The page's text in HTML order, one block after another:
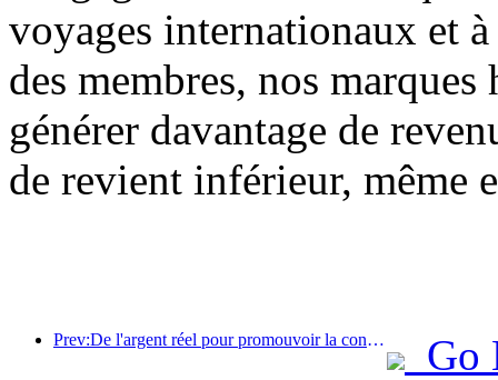
voyages internationaux et à
des membres, nos
générer davantage de
de revient inférieur, même
Prev:De l'argent réel pour promouvoir la consommation, de nombreux endroits ont émis des coupons de consommation culturelle et touristique le 1er mai
Go